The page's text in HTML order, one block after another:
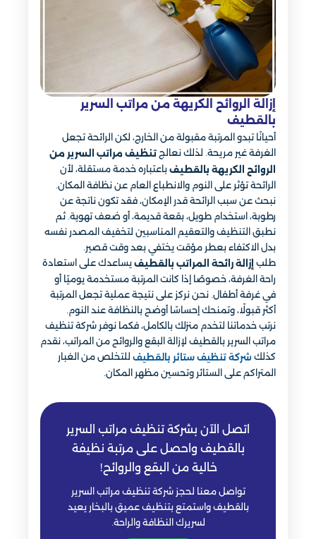
إزالة الروائح الكريهة من مراتب السرير
بالقطيف
أحيانًا تبدو المرتبة مقبولة من الخارج، لكن الرائحة تجعل
الغرفة غير مريحة. لذلك نعالج تنظيف مراتب السرير من
الروائح الكريهة بالقطيف باعتباره خدمة مستقلة، لأن
الرائحة تؤثر على النوم والانطباع العام عن نظافة المكان.
نبحث عن سبب الرائحة قدر الإمكان، فقد تكون ناتجة عن
رطوبة، استخدام طويل، بقعة قديمة، أو ضعف تهوية. ثم
نطبق التنظيف والتعقيم المناسبين لتخفيف المصدر نفسه
بدل الاكتفاء بعطر مؤقت يختفي بعد وقت قصير.
طلب إزالة رائحة المراتب بالقطيف يساعدك على استعادة
راحة الغرفة، خصوصًا إذا كانت المرتبة مستخدمة يوميًا أو
في غرفة أطفال. نحن نركز على نتيجة عملية تجعل المرتبة
أكثر قبولًا، وتمنحك إحساسًا أوضح بالنظافة عند النوم.
نرتب خدماتنا لتخدم منزلك بالكامل، فكما نوفر شركة تنظيف
مراتب السرير بالقطيف لإزالة البقع والروائح من المراتب، نقدم
كذلك شركة تنظيف ستائر بالقطيف للتخلص من الغبار
المتراكم على الستائر وتحسين مظهر المكان.
اتصل الآن بشركة تنظيف مراتب السرير
بالقطيف واحصل على مرتبة نظيفة
خالية من البقع والروائح!
تواصل معنا لحجز شركة تنظيف مراتب السرير
بالقطيف واستمتع بتنظيف عميق بالبخار يعيد
لسريرك النظافة والراحة.